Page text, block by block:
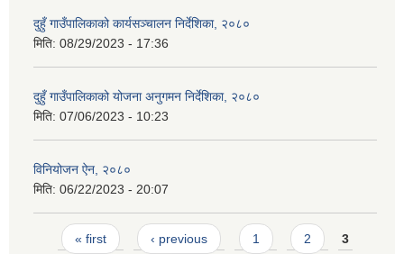
दुहुँ गाउँपालिकाको कार्यसञ्चालन निर्देशिका, २०८०
मिति: 08/29/2023 - 17:36
दुहुँ गाउँपालिकाको योजना अनुगमन निर्देशिका, २०८०
मिति: 07/06/2023 - 10:23
विनियोजन ऐन, २०८०
मिति: 06/22/2023 - 20:07
Pages
« first ‹ previous 1 2 3